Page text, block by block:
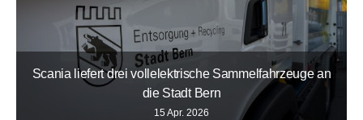
Scania liefert drei vollelektrische Sammelfahrzeuge an
die Stadt Bern
15 Apr. 2026